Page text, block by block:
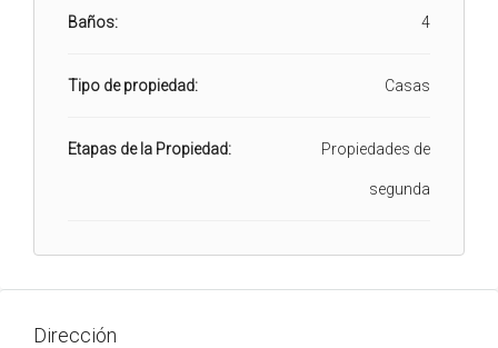
Baños: 4
Tipo de propiedad: Casas
Etapas de la Propiedad: Propiedades de
segunda
Dirección